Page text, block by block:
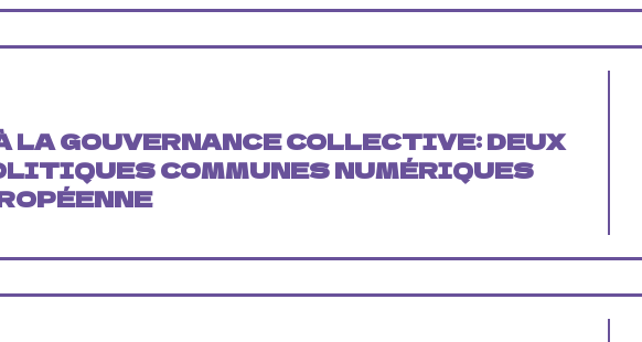
LA GOUVERNANCE COLLECTIVE: DEUX
COMMUNES NUMÉRIQUES